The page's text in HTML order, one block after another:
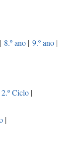
| 8.º ano | 9.º ano |
2.º Ciclo |
|